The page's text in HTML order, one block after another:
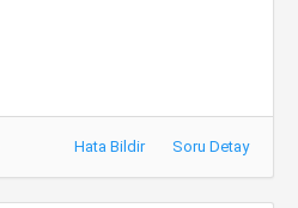
Hata Bildir Soru Detay